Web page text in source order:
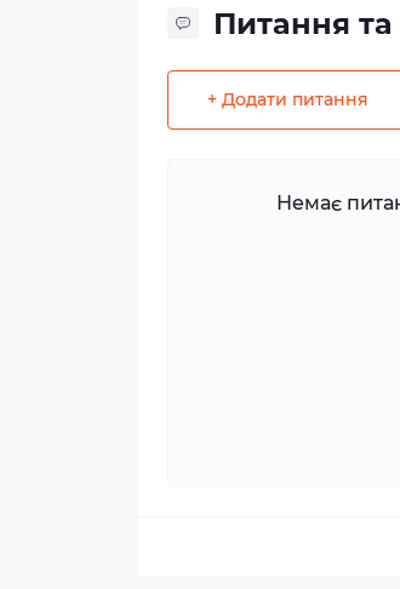
Питання та
+ Додати питання
Немає